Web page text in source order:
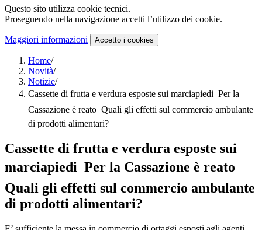
Questo sito utilizza cookie tecnici.
Proseguendo nella navigazione accetti l’utilizzo dei cookie.
Maggiori informazioni Accetto i cookies
Home/
Novità/
Notizie/
Cassette di frutta e verdura esposte sui marciapiedi  Per la
Cassazione è reato  Quali gli effetti sul commercio ambulante
di prodotti alimentari?
Cassette di frutta e verdura esposte sui
marciapiedi  Per la Cassazione è reato 
Quali gli effetti sul commercio ambulante
di prodotti alimentari?